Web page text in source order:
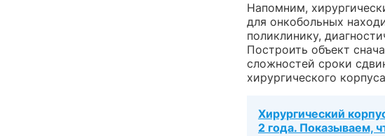
Напомним,
для онкобольных
поликлинику,
Построить объект
сложностей сроки
хирургического
Хирургический
2 года. Показываем,